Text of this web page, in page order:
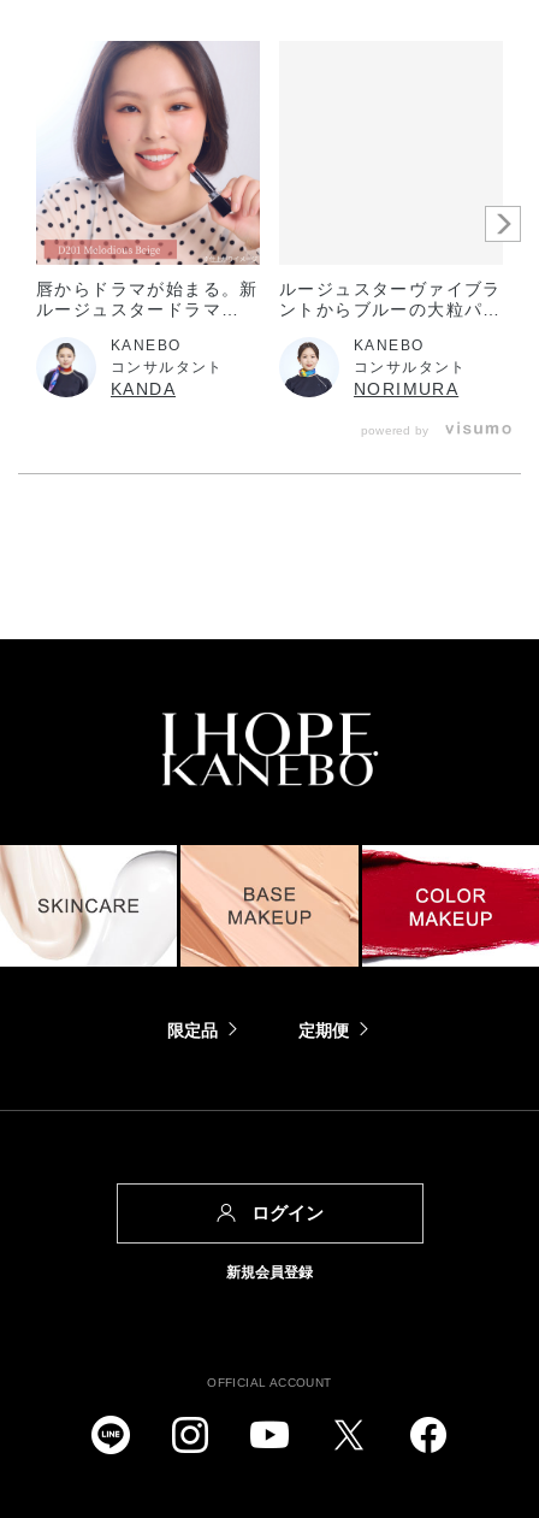
してセットします(2) 。
コンパクトから中皿を取り出すときは、中皿の手前
中央部に指の腹をかけ、押し上げるようにして取り
出します。
唇からドラマが始まる。新
ルージュスタードラマ
KANEBO
コンサルタント
KANDA
ルージュスターヴァイブラ
ントからブルーの大粒パー
あふれる限定カラー登場！
KANEBO
コンサルタント
NORIMURA
powered by
限定品 定期便
ログイン
新規会員登録
OFFICIAL ACCOUNT